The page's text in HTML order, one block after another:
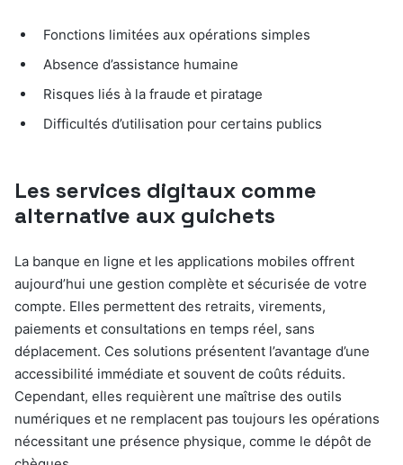
Fonctions limitées aux opérations simples
Absence d’assistance humaine
Risques liés à la fraude et piratage
Difficultés d’utilisation pour certains publics
Les services digitaux comme
alternative aux guichets
La banque en ligne et les applications mobiles offrent
aujourd’hui une gestion complète et sécurisée de votre
compte. Elles permettent des retraits, virements,
paiements et consultations en temps réel, sans
déplacement. Ces solutions présentent l’avantage d’une
accessibilité immédiate et souvent de coûts réduits.
Cependant, elles requièrent une maîtrise des outils
numériques et ne remplacent pas toujours les opérations
nécessitant une présence physique, comme le dépôt de